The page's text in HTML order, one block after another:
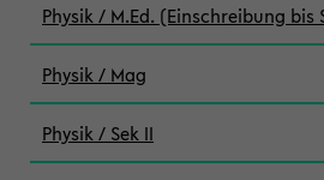
Physik / M.Ed. (Einschreibung bis
Physik / Mag
Physik / Sek II